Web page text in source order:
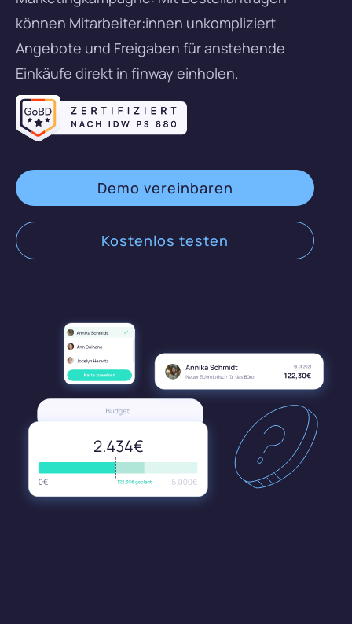
Budgetkontrolle
ERP und WaWi
Integrationen & Exporte
Künstliche Intelligenz
089 380 37708
Login
Kostenlos testen
DE EN
Demo vereinbaren
können Mitarbeiter:innen unkompliziert
Angebote und Freigaben für anstehende
Einkäufe direkt in finway einholen.
Demo vereinbaren
Kostenlos testen